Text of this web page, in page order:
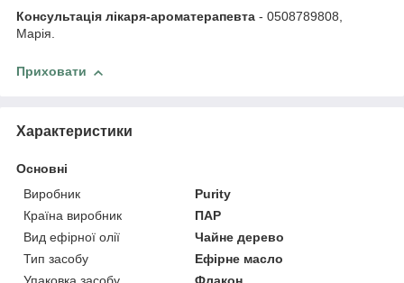
Консультація лікаря-ароматерапевта - 0508789808,
Марія.
Приховати
Характеристики
Основні
Виробник
Purity
Країна виробник
ПАР
Вид ефірної олії
Чайне дерево
Тип засобу
Ефірне масло
Упаковка засобу
Флакон